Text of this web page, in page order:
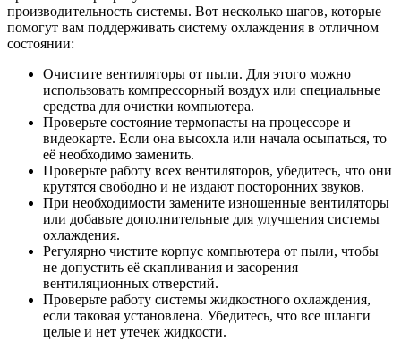
производительность системы. Вот несколько шагов, которые
помогут вам поддерживать систему охлаждения в отличном
состоянии:
Очистите вентиляторы от пыли. Для этого можно
использовать компрессорный воздух или специальные
средства для очистки компьютера.
Проверьте состояние термопасты на процессоре и
видеокарте. Если она высохла или начала осыпаться, то
её необходимо заменить.
Проверьте работу всех вентиляторов, убедитесь, что они
крутятся свободно и не издают посторонних звуков.
При необходимости замените изношенные вентиляторы
или добавьте дополнительные для улучшения системы
охлаждения.
Регулярно чистите корпус компьютера от пыли, чтобы
не допустить её скапливания и засорения
вентиляционных отверстий.
Проверьте работу системы жидкостного охлаждения,
если таковая установлена. Убедитесь, что все шланги
целые и нет утечек жидкости.